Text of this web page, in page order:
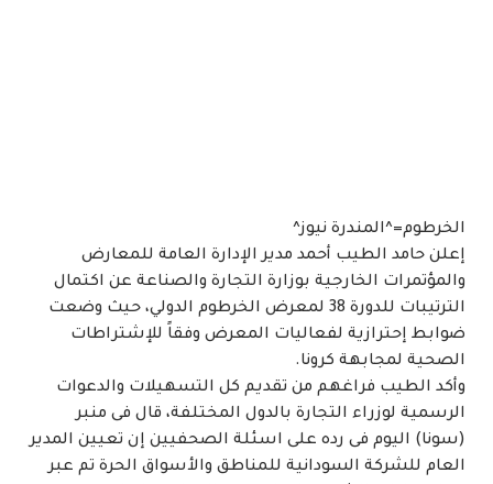
الخرطوم=^المندرة نيوز^
إعلن حامد الطيب أحمد مدير الإدارة العامة للمعارض
والمؤتمرات الخارجية بوزارة التجارة والصناعة عن اكتمال
الترتيبات للدورة 38 لمعرض الخرطوم الدولي، حيث وضعت
ضوابط إحترازية لفعاليات المعرض وفقاً للإشتراطات
الصحية لمجابهة كرونا.
وأكد الطيب فراغهم من تقديم كل التسهيلات والدعوات
الرسمية لوزراء التجارة بالدول المختلفة، قال فى منبر
(سونا) اليوم فى رده على اسئلة الصحفيين إن تعيين المدير
العام للشركة السودانية للمناطق والأسواق الحرة تم عبر